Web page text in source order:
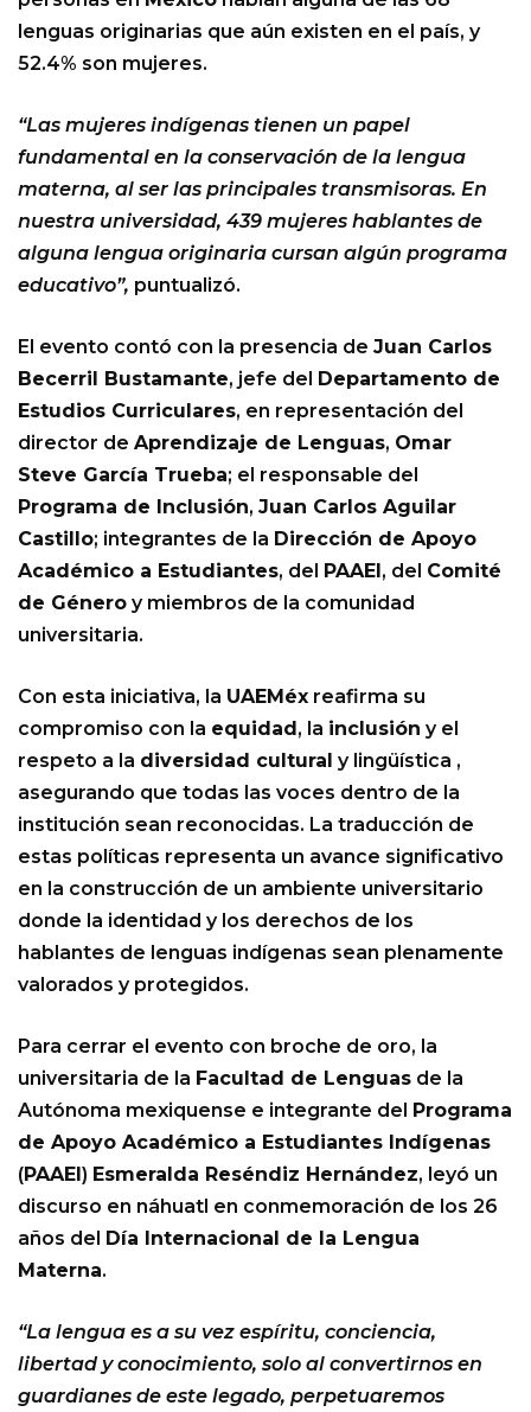
lenguas originarias que aún existen en el país, y
52.4% son mujeres.
“Las mujeres indígenas tienen un papel
fundamental en la conservación de la lengua
materna, al ser las principales transmisoras. En
nuestra universidad, 439 mujeres hablantes de
alguna lengua originaria cursan algún programa
educativo”, puntualizó.
El evento contó con la presencia de Juan Carlos
Becerril Bustamante, jefe del Departamento de
Estudios Curriculares, en representación del
director de Aprendizaje de Lenguas, Omar
Steve García Trueba; el responsable del
Programa de Inclusión, Juan Carlos Aguilar
Castillo; integrantes de la Dirección de Apoyo
Académico a Estudiantes, del PAAEI, del Comité
de Género y miembros de la comunidad
universitaria.
Con esta iniciativa, la UAEMéx reafirma su
compromiso con la equidad, la inclusión y el
respeto a la diversidad cultural y lingüística ,
asegurando que todas las voces dentro de la
institución sean reconocidas. La traducción de
estas políticas representa un avance significativo
en la construcción de un ambiente universitario
donde la identidad y los derechos de los
hablantes de lenguas indígenas sean plenamente
valorados y protegidos.
Para cerrar el evento con broche de oro, la
universitaria de la Facultad de Lenguas de la
Autónoma mexiquense e integrante del Programa
de Apoyo Académico a Estudiantes Indígenas
(PAAEI) Esmeralda Reséndiz Hernández, leyó un
discurso en náhuatl en conmemoración de los 26
años del Día Internacional de la Lengua
Materna.
“La lengua es a su vez espíritu, conciencia,
libertad y conocimiento, solo al convertirnos en
guardianes de este legado, perpetuaremos